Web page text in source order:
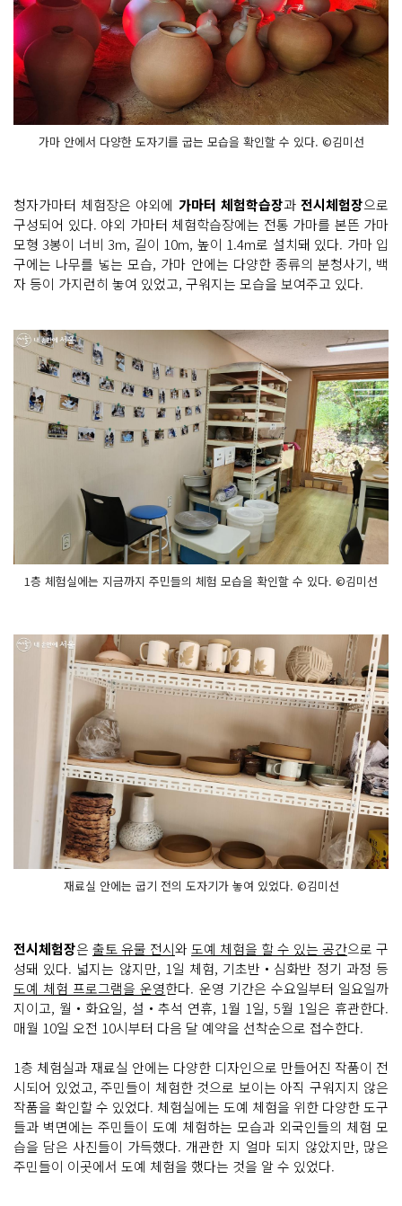
가마 안에서 다양한 도자기를 굽는 모습을 확인할 수 있다. ©김미선
청자가마터 체험장은 야외에 가마터 체험학습장과전시체험장으로
구성되어 있다. 야외 가마터 체험학습장에는 전통 가마를 본뜬 가마
모형 3봉이 너비 3m, 길이 10m, 높이 1.4m로 설치돼 있다. 가마 입
구에는 나무를 넣는 모습, 가마 안에는 다양한 종류의 분청사기, 백
자 등이 가지런히 놓여 있었고, 구워지는 모습을 보여주고 있다.
1층 체험실에는 지금까지 주민들의 체험 모습을 확인할 수 있다. ©김미선
재료실 안에는 굽기 전의 도자기가 놓여 있었다. ©김미선
전시체험장은 출토 유물 전시와도예 체험을 할 수 있는 공간으로 구
성돼 있다. 넓지는 않지만, 1일 체험, 기초반‧심화반 정기 과정 등
도예 체험 프로그램을 운영한다. 운영 기간은 수요일부터 일요일까
지이고, 월‧화요일, 설‧추석 연휴, 1월 1일, 5월 1일은 휴관한다.
매월 10일 오전 10시부터 다음 달 예약을 선착순으로 접수한다.
1층 체험실과 재료실 안에는 다양한 디자인으로 만들어진 작품이 전
시되어 있었고, 주민들이 체험한 것으로 보이는 아직 구워지지 않은
작품을 확인할 수 있었다. 체험실에는 도예 체험을 위한 다양한 도구
들과 벽면에는 주민들이 도예 체험하는 모습과 외국인들의 체험 모
습을 담은 사진들이 가득했다. 개관한 지 얼마 되지 않았지만, 많은
주민들이 이곳에서 도예 체험을 했다는 것을 알 수 있었다.